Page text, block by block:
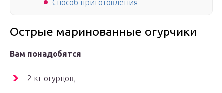
Способ приготовления
Острые маринованные огурчики
Вам понадобятся
2 кг огурцов,